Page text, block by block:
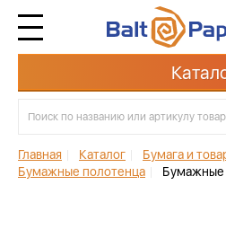
Главная Каталог Бумага и
Бумажные полотенца
Бумажные